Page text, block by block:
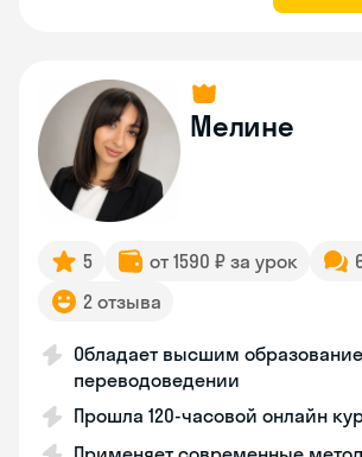
Мелине
5 от 1590 ₽ за урок
2 отзыва
Обладает высшим
переводоведении
Прошла 120-часовой онлайн